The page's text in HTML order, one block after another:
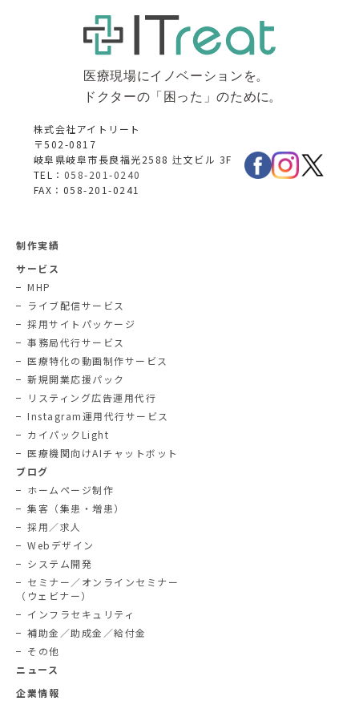
株式会社アイトリート
〒502-0817
岐阜県岐阜市長良福光2588 辻文ビル 3F
TEL： 058-201-0240
FAX：058-201-0241
制作実績
サービス
MHP
ライブ配信サービス
採用サイトパッケージ
事務局代行サービス
医療特化の動画制作サービス
新規開業応援パック
リスティング広告運用代行
Instagram運用代行サービス
カイパックLight
医療機関向けAIチャットボット
ブログ
ホームページ制作
集客（集患・増患）
採用／求人
Webデザイン
システム開発
セミナー／オンラインセミナー
（ウェビナー）
インフラセキュリティ
補助金／助成金／給付金
その他
ニュース
企業情報